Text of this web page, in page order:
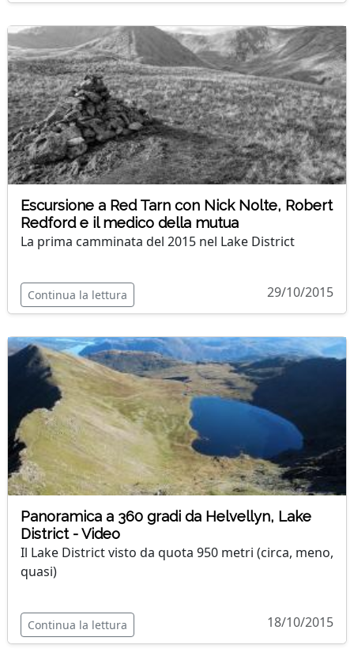
Escursione a Red Tarn con Nick Nolte, Robert
Redford e il medico della mutua
La prima camminata del 2015 nel Lake District
Continua la lettura 29/10/2015
Panoramica a 360 gradi da Helvellyn, Lake
District - Video
Il Lake District visto da quota 950 metri (circa, meno,
quasi)
Continua la lettura 18/10/2015